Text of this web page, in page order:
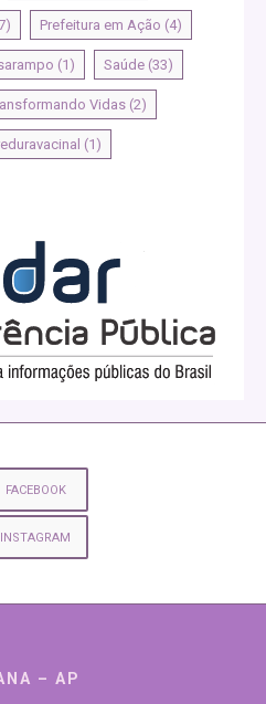
Prefeitura em Ação (4)
(1) Saúde (33)
Vidas (2)
(1)
FACEBOOK
INSTAGRAM
– AP